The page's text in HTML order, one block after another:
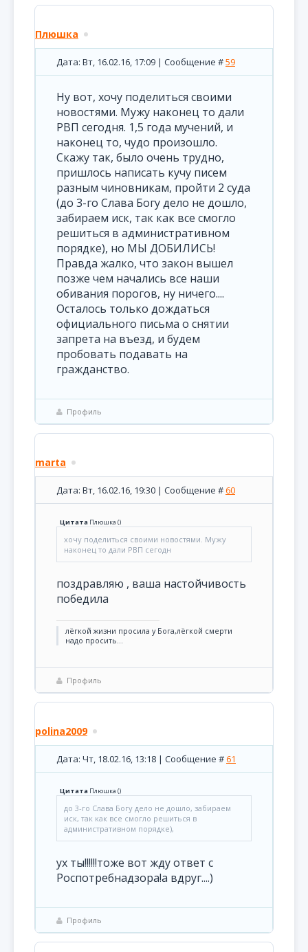
Плюшка
Дата: Вт, 16.02.16, 17:09 | Сообщение #59
Ну вот, хочу поделиться своими
новостями. Мужу наконец то дали
РВП сегодня. 1,5 года мучений, и
наконец то, чудо произошло.
Скажу так, было очень трудно,
пришлось написать кучу писем
разным чиновникам, пройти 2 суда
(до 3-го Слава Богу дело не дошло,
забираем иск, так как все смогло
решиться в административном
порядке), но МЫ ДОБИЛИСЬ!
Правда жалко, что закон вышел
позже чем начались все наши
обивания порогов, ну ничего....
Осталось только дождаться
официального письма о снятии
запрета на въезд, и будем
пробовать подавать на
гражданство.
Профиль
marta
Дата: Вт, 16.02.16, 19:30 | Сообщение #60
Цитата Плюшка ()
хочу поделиться своими новостями. Мужу
наконец то дали РВП сегодн
поздравляю , ваша настойчивость
победила
лёгкой жизни просила у Бога,лёгкой смерти
надо просить...
Профиль
polina2009
Дата: Чт, 18.02.16, 13:18 | Сообщение #61
Цитата Плюшка ()
до 3-го Слава Богу дело не дошло, забираем
иск, так как все смогло решиться в
административном порядке),
ух ты!!!!!!тоже вот жду ответ с
Роспотребнадзора!а вдруг....)
Профиль